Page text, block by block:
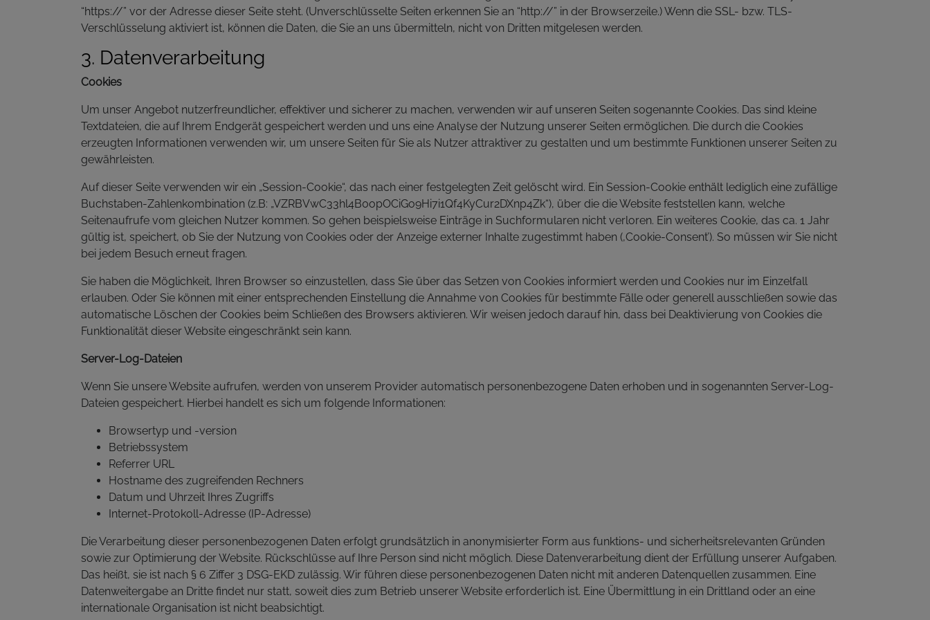
“https://” vor der Adresse dieser Seite steht. (Unverschlüsselte Seiten erkennen Sie an “http://” in der Browserzeile.) Wenn die SSL- bzw. TLS-
Verschlüsselung aktiviert ist, können die Daten, die Sie an uns übermitteln, nicht von Dritten mitgelesen werden.
3. Datenverarbeitung
Cookies
Um unser Angebot nutzerfreundlicher, effektiver und sicherer zu machen, verwenden wir auf unseren Seiten sogenannte Cookies. Das sind kleine
Textdateien, die auf Ihrem Endgerät gespeichert werden und uns eine Analyse der Nutzung unserer Seiten ermöglichen. Die durch die Cookies
erzeugten Informationen verwenden wir, um unsere Seiten für Sie als Nutzer attraktiver zu gestalten und um bestimmte Funktionen unserer Seiten zu
gewährleisten.
Auf dieser Seite verwenden wir ein „Session-Cookie“, das nach einer festgelegten Zeit gelöscht wird. Ein Session-Cookie enthält lediglich eine zufällige
Buchstaben-Zahlenkombination (z.B: „VZRBVwC33hl4B0opOCiGo9Hi7i1Qf4KyCur2DXnp4Zk“), über die die Website feststellen kann, welche
Seitenaufrufe vom gleichen Nutzer kommen. So gehen beispielsweise Einträge in Suchformularen nicht verloren. Ein weiteres Cookie, das ca. 1 Jahr
gültig ist, speichert, ob Sie der Nutzung von Cookies oder der Anzeige externer Inhalte zugestimmt haben (‚Cookie-Consent’). So müssen wir Sie nicht
bei jedem Besuch erneut fragen.
Sie haben die Möglichkeit, Ihren Browser so einzustellen, dass Sie über das Setzen von Cookies informiert werden und Cookies nur im Einzelfall
erlauben. Oder Sie können mit einer entsprechenden Einstellung die Annahme von Cookies für bestimmte Fälle oder generell ausschließen sowie das
automatische Löschen der Cookies beim Schließen des Browsers aktivieren. Wir weisen jedoch darauf hin, dass bei Deaktivierung von Cookies die
Funktionalität dieser Website eingeschränkt sein kann.
Server-Log-Dateien
Wenn Sie unsere Website aufrufen, werden von unserem Provider automatisch personenbezogene Daten erhoben und in sogenannten Server-Log-
Dateien gespeichert. Hierbei handelt es sich um folgende Informationen:
Browsertyp und -version
Betriebssystem
Referrer URL
Hostname des zugreifenden Rechners
Datum und Uhrzeit Ihres Zugriffs
Internet-Protokoll-Adresse (IP-Adresse)
Die Verarbeitung dieser personenbezogenen Daten erfolgt grundsätzlich in anonymisierter Form aus funktions- und sicherheitsrelevanten Gründen
sowie zur Optimierung der Website. Rückschlüsse auf Ihre Person sind nicht möglich. Diese Datenverarbeitung dient der Erfüllung unserer Aufgaben.
Das heißt, sie ist nach § 6 Ziffer 3 DSG-EKD zulässig. Wir führen diese personenbezogenen Daten nicht mit anderen Datenquellen zusammen. Eine
Datenweitergabe an Dritte findet nur statt, soweit dies zum Betrieb unserer Website erforderlich ist. Eine Übermittlung in ein Drittland oder an eine
internationale Organisation ist nicht beabsichtigt.